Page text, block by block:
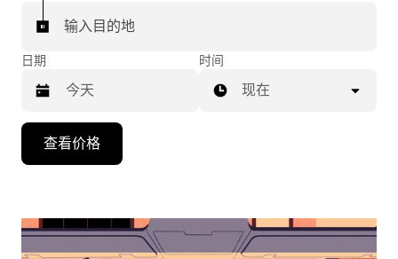
输入目的地
日期
向
头
时间
现在
查看价格